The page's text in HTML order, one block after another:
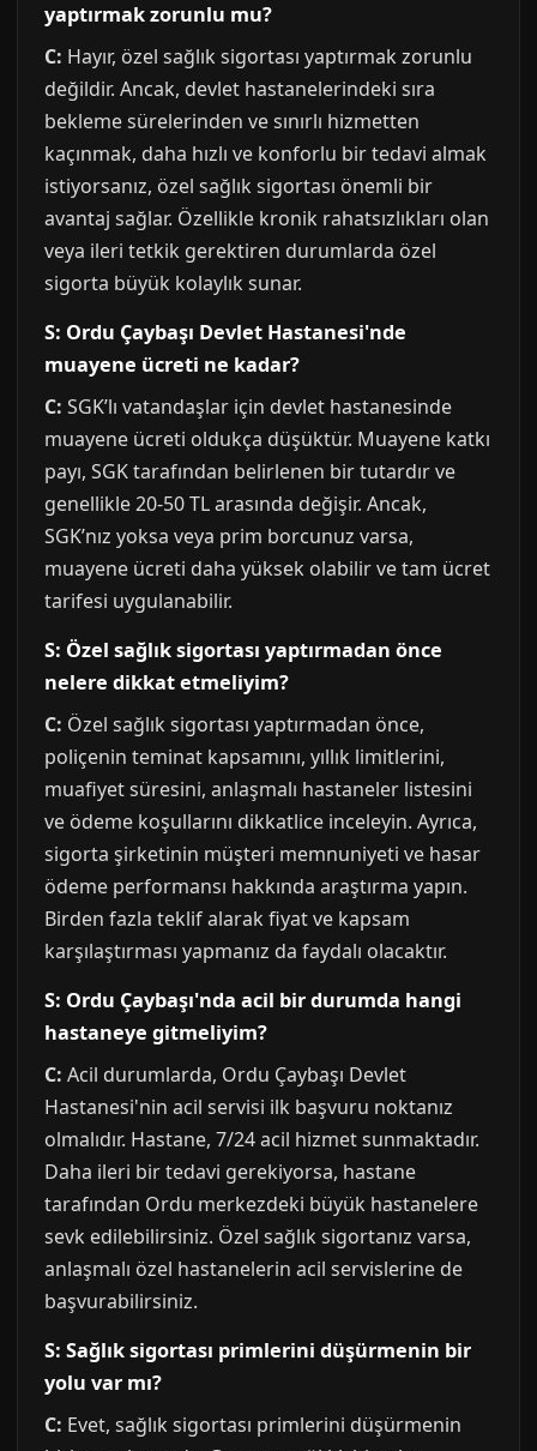
yaptırmak zorunlu mu?
C: Hayır, özel sağlık sigortası yaptırmak zorunlu
değildir. Ancak, devlet hastanelerindeki sıra
bekleme sürelerinden ve sınırlı hizmetten
kaçınmak, daha hızlı ve konforlu bir tedavi almak
istiyorsanız, özel sağlık sigortası önemli bir
avantaj sağlar. Özellikle kronik rahatsızlıkları olan
veya ileri tetkik gerektiren durumlarda özel
sigorta büyük kolaylık sunar.
S: Ordu Çaybaşı Devlet Hastanesi'nde
muayene ücreti ne kadar?
C: SGK’lı vatandaşlar için devlet hastanesinde
muayene ücreti oldukça düşüktür. Muayene katkı
payı, SGK tarafından belirlenen bir tutardır ve
genellikle 20-50 TL arasında değişir. Ancak,
SGK’nız yoksa veya prim borcunuz varsa,
muayene ücreti daha yüksek olabilir ve tam ücret
tarifesi uygulanabilir.
S: Özel sağlık sigortası yaptırmadan önce
nelere dikkat etmeliyim?
C: Özel sağlık sigortası yaptırmadan önce,
poliçenin teminat kapsamını, yıllık limitlerini,
muafiyet süresini, anlaşmalı hastaneler listesini
ve ödeme koşullarını dikkatlice inceleyin. Ayrıca,
sigorta şirketinin müşteri memnuniyeti ve hasar
ödeme performansı hakkında araştırma yapın.
Birden fazla teklif alarak fiyat ve kapsam
karşılaştırması yapmanız da faydalı olacaktır.
S: Ordu Çaybaşı'nda acil bir durumda hangi
hastaneye gitmeliyim?
C: Acil durumlarda, Ordu Çaybaşı Devlet
Hastanesi'nin acil servisi ilk başvuru noktanız
olmalıdır. Hastane, 7/24 acil hizmet sunmaktadır.
Daha ileri bir tedavi gerekiyorsa, hastane
tarafından Ordu merkezdeki büyük hastanelere
sevk edilebilirsiniz. Özel sağlık sigortanız varsa,
anlaşmalı özel hastanelerin acil servislerine de
başvurabilirsiniz.
S: Sağlık sigortası primlerini düşürmenin bir
yolu var mı?
C: Evet, sağlık sigortası primlerini düşürmenin